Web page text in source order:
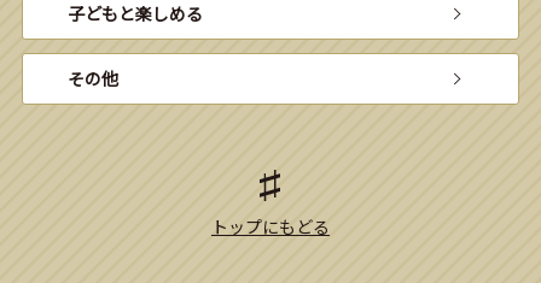
子どもと楽しめる
その他
トップにもどる